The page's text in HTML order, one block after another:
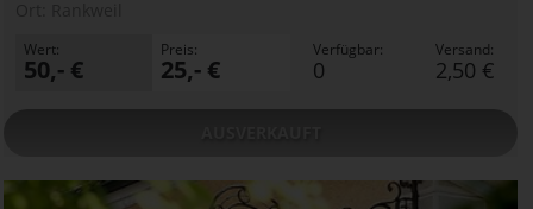
Wert:
50,- €
Preis:
25,- €
Verfügbar:
0
Versand:
2,50 €